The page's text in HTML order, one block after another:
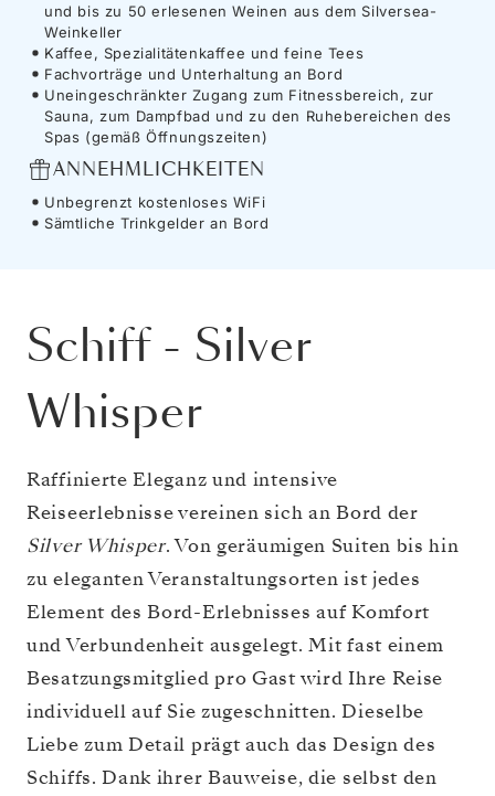
und bis zu 50 erlesenen Weinen aus dem Silversea-
Weinkeller
Kaffee, Spezialitätenkaffee und feine Tees
Fachvorträge und Unterhaltung an Bord
Uneingeschränkter Zugang zum Fitnessbereich, zur
Sauna, zum Dampfbad und zu den Ruhebereichen des
Spas (gemäß Öffnungszeiten)
ANNEHMLICHKEITEN
Unbegrenzt kostenloses WiFi
Sämtliche Trinkgelder an Bord
Schiff- Silver
Whisper
Raffinierte Eleganz und intensive
Reiseerlebnisse vereinen sich an Bord der
Silver Whisper. Von geräumigen Suiten bis hin
zu eleganten Veranstaltungsorten ist jedes
Element des Bord-Erlebnisses auf Komfort
und Verbundenheit ausgelegt. Mit fast einem
Besatzungsmitglied pro Gast wird Ihre Reise
individuell auf Sie zugeschnitten. Dieselbe
Liebe zum Detail prägt auch das Design des
Schiffs. Dank ihrer Bauweise, die selbst den